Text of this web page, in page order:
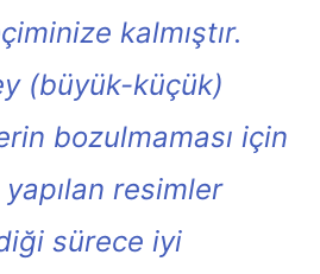
kalmıştır.
(büyük-küçük)
bozulmaması için
resimler
sürece iyi